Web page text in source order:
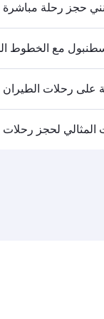
حجز رحلة مباشرة
مع الخطوط
150 وجهة عن طريق الدوحة، مع توفر رحلات ربط
على رحلات
السفر على متن
المثالي لحجز